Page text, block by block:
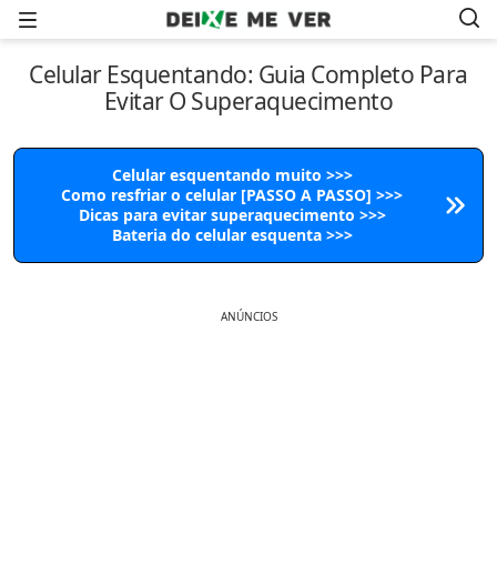
Menu
Celular Esquentando: Guia Completo Para
Evitar O Superaquecimento
Celular esquentando muito >>>
Como resfriar o celular [PASSO A PASSO] >>>
Dicas para evitar superaquecimento >>>
Bateria do celular esquenta >>>
ANÚNCIOS